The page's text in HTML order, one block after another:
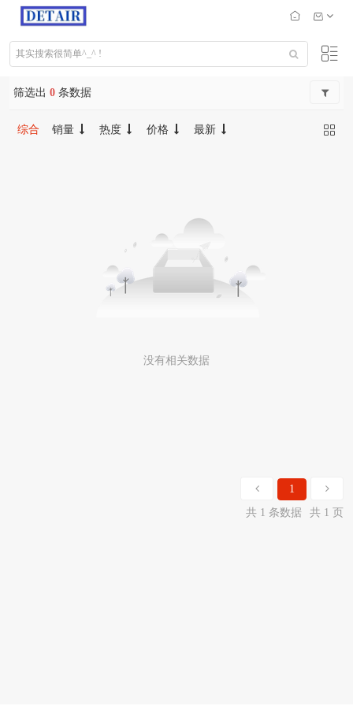
筛选出 0 条数据
综合 销量 热度 价格 最新
没有相关数据
1
共 1 条数据
共 1 页